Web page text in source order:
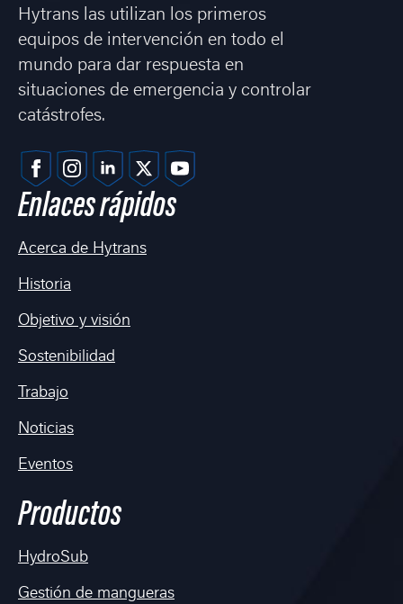
Hytrans las utilizan los primeros
equipos de intervención en todo el
mundo para dar respuesta en
situaciones de emergencia y controlar
catástrofes.
Enlaces rápidos
Acerca de Hytrans
Historia
Objetivo y visión
Sostenibilidad
Trabajo
Noticias
Eventos
Productos
HydroSub
Gestión de mangueras